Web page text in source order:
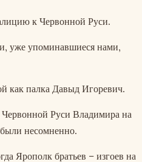
к Червонной Руси.
уже упоминавшиеся нами,
как палка Давыд Игоревич.
Червонной Руси Владимира на
несомненно.
Ярополк братьев – изгоев на